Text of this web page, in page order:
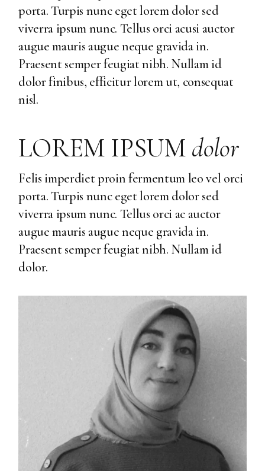
porta. Turpis nunc eget lorem dolor sed
viverra ipsum nunc. Tellus orci acusi auctor
augue mauris augue neque gravida in.
Praesent semper feugiat nibh. Nullam id
dolor finibus, efficitur lorem ut, consequat
nisl.
LOREM IPSUM dolor
Felis imperdiet proin fermentum leo vel orci
porta. Turpis nunc eget lorem dolor sed
viverra ipsum nunc. Tellus orci ac auctor
augue mauris augue neque gravida in.
Praesent semper feugiat nibh. Nullam id
dolor.